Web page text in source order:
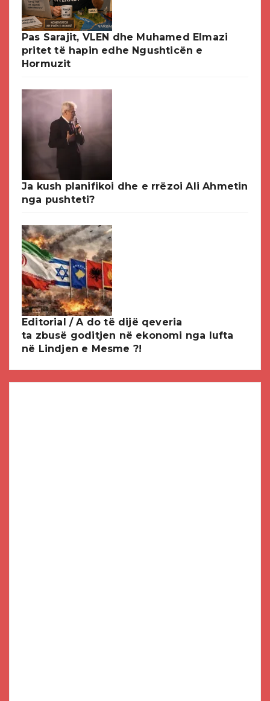
Pas Sarajit, VLEN dhe Muhamed Elmazi
pritet të hapin edhe Ngushticën e
Hormuzit
Ja kush planifikoi dhe e rrëzoi Ali Ahmetin
nga pushteti?
Editorial / A do të dijë qeveria
ta zbusë goditjen në ekonomi nga lufta
në Lindjen e Mesme ?!